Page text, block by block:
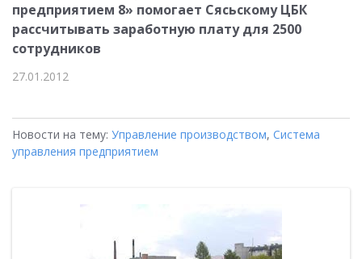
предприятием 8» помогает Сясьскому ЦБК
рассчитывать заработную плату для 2500
сотрудников
27.01.2012
Новости на тему: Управление производством, Система
управления предприятием